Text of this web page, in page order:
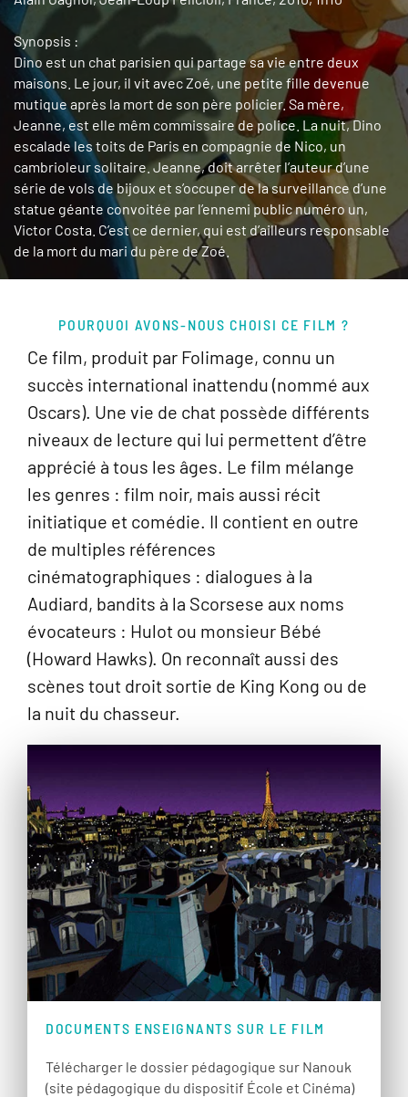
Synopsis :
Dino est un chat parisien qui partage sa vie entre deux
maisons. Le jour, il vit avec Zoé, une petite fille devenue
mutique après la mort de son père policier. Sa mère,
Jeanne, est elle mêm commissaire de police. La nuit, Dino
escalade les toits de Paris en compagnie de Nico, un
cambrioleur solitaire. Jeanne, doit arrêter l’auteur d’une
série de vols de bijoux et s’occuper de la surveillance d’une
statue géante convoitée par l’ennemi public numéro un,
Victor Costa. C’est ce dernier, qui est d’ailleurs responsable
de la mort du mari du père de Zoé.
POURQUOI AVONS-NOUS CHOISI CE FILM ?
Ce film, produit par Folimage, connu un
succès international inattendu (nommé aux
Oscars). Une vie de chat possède différents
niveaux de lecture qui lui permettent d’être
apprécié à tous les âges. Le film mélange
les genres : film noir, mais aussi récit
initiatique et comédie. Il contient en outre
de multiples références
cinématographiques : dialogues à la
Audiard, bandits à la Scorsese aux noms
évocateurs : Hulot ou monsieur Bébé
(Howard Hawks). On reconnaît aussi des
scènes tout droit sortie de King Kong ou de
la nuit du chasseur.
DOCUMENTS ENSEIGNANTS SUR LE FILM
Télécharger le dossier pédagogique sur Nanouk
(site pédagogique du dispositif École et Cinéma)